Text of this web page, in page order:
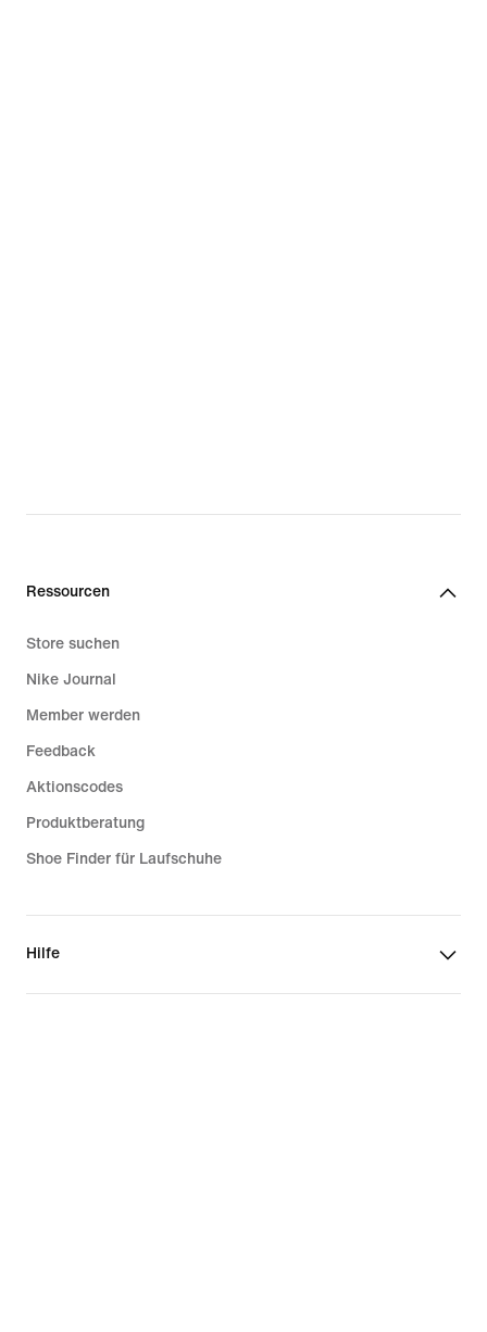
Ressourcen
Store suchen
Nike Journal
Member werden
Feedback
Aktionscodes
Produktberatung
Shoe Finder für Laufschuhe
Hilfe